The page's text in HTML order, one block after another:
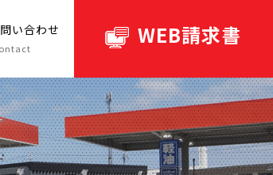
い合わせ WEB請求書